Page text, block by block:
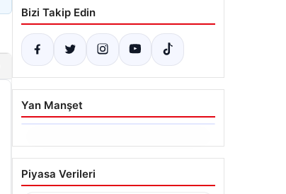
Bizi Takip Edin
Yan Manşet
06.08.2026
Altın fiyatları canlı 14
Nisan 2026: Altın fiyatları
Piyasa Verileri